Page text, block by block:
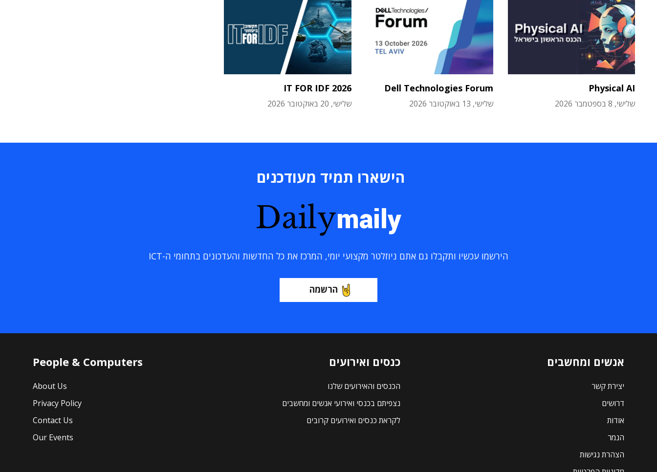
Physical AI
שלישי, 8 בספטמבר 2026
Dell Technologies Forum
שלישי, 13 באוקטובר 2026
IT FOR IDF 2026
שלישי, 20 באוקטובר 2026
הישארו תמיד מעודכנים
Dailymaily
הירשמו עכשיו ותקבלו גם אתם ניוזלטר מקצועי יומי, המרכז את כל החדשות והעדכונים בתחומי ה-ICT
הרשמה
אנשים ומחשבים
יצירת קשר
דרושים
אודות
הנמר
הצהרת נגישות
כנסים ואירועים
הכנסים והאירועים שלנו
נצפיתם בכנסי ואירועי אנשים ומחשבים
לקראת כנסים ואירועים קרובים
People & Computers
About Us
Privacy Policy
Contact Us
Our Events